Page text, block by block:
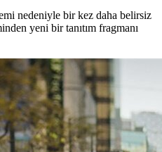
nedeniyle bir kez daha belirsiz
yeni bir tanıtım fragmanı